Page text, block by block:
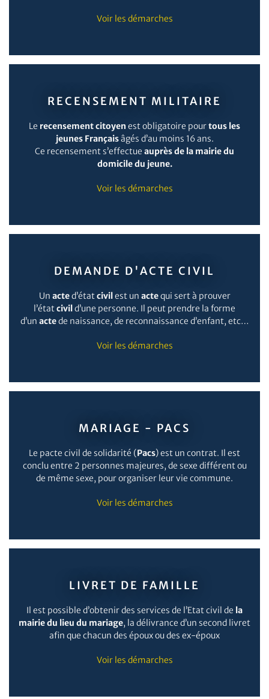
Voir les démarches
RECENSEMENT MILITAIRE
Le recensement citoyen est obligatoire pourtous les
jeunes Françaisâgés d’au moins 16 ans.
Ce recensement s’effectue auprès de la mairie du
domicile du jeune.
Voir les démarches
DEMANDE D'ACTE CIVIL
Un acted’étatcivilest un actequi sert à prouver
l’étatcivild’une personne. Il peut prendre la forme
d’un actede naissance, de reconnaissance d’enfant, etc…
Voir les démarches
MARIAGE - PACS
Le pacte civil de solidarité (Pacs) est un contrat. Il est
conclu entre 2 personnes majeures, de sexe différent ou
de même sexe, pour organiser leur vie commune.
Voir les démarches
LIVRET DE FAMILLE
Il est possible d’obtenir des services de l’Etat civil de la
mairie du lieu du mariage, la délivrance d’un second livret
afin que chacun des époux ou des ex-époux
Voir les démarches